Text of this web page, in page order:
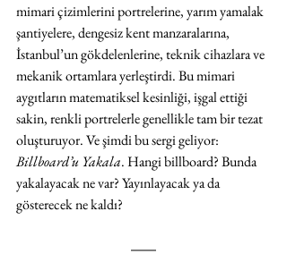
mimari çizimlerini portrelerine, yarım yamalak
şantiyelere, dengesiz kent manzaralarına,
İstanbul’un gökdelenlerine, teknik cihazlara ve
mekanik ortamlara yerleştirdi. Bu mimari
aygıtların matematiksel kesinliği, işgal ettiği
sakin, renkli portrelerle genellikle tam bir tezat
oluşturuyor. Ve şimdi bu sergi geliyor:
Billboard’u Yakala. Hangi billboard? Bunda
yakalayacak ne var? Yayınlayacak ya da
gösterecek ne kaldı?